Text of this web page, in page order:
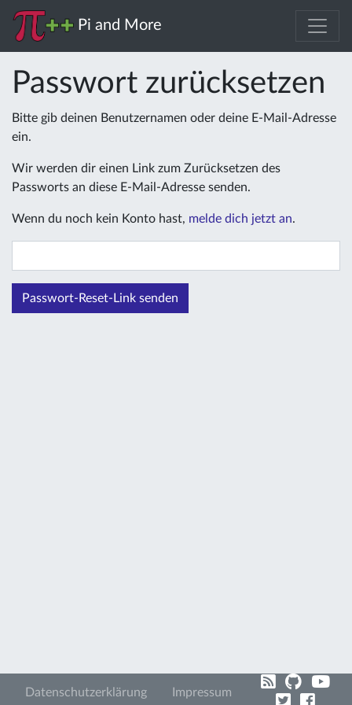
Pi and More
Passwort zurücksetzen
Bitte gib deinen Benutzernamen oder deine E-Mail-Adresse
ein.
Wir werden dir einen Link zum Zurücksetzen des
Passworts an diese E-Mail-Adresse senden.
Wenn du noch kein Konto hast, melde dich jetzt an.
Datenschutzerklärung Impressum